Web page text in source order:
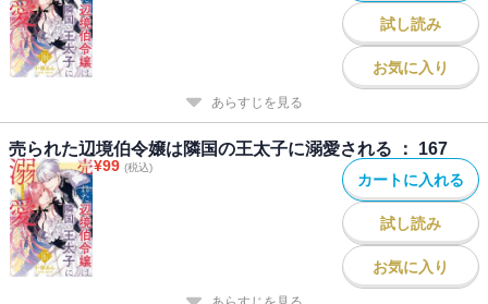
試し読み
お気に入り
あらすじを見る
売られた辺境伯令嬢は隣国の王太子に溺愛される ： 167
¥99 (税込)
カートに入れる
試し読み
お気に入り